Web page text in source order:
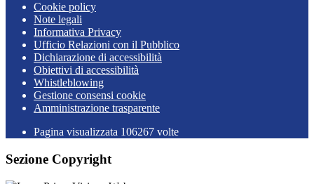
Cookie policy
Note legali
Informativa Privacy
Ufficio Relazioni con il Pubblico
Dichiarazione di accessibilità
Obiettivi di accessibilità
Whistleblowing
Gestione consensi cookie
Amministrazione trasparente
Pagina visualizzata 106267 volte
Sezione Copyright